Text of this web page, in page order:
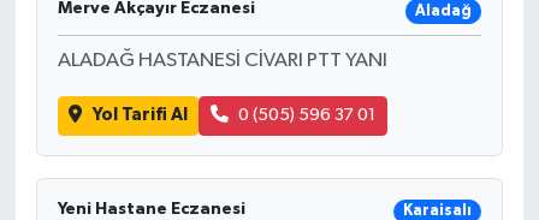
Merve Akçayır Eczanesi Aladağ
ALADAĞ HASTANESİ CİVARI PTT YANI
Yol Tarifi Al 0 (505) 596 37 01
Yeni Hastane Eczanesi Karaisalı